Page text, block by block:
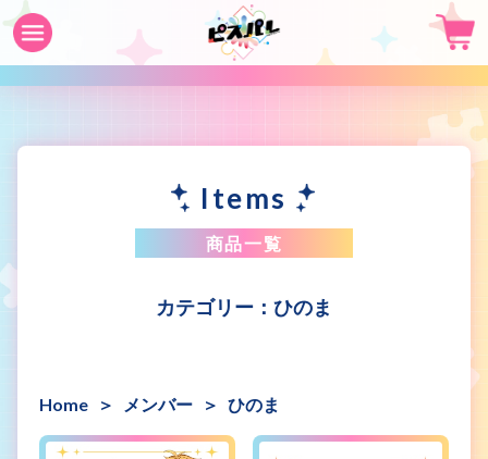
Items
商品一覧
ひのま
Home メンバー ひのま